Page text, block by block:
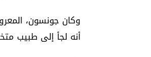
أنه لجأ إلى طبيب